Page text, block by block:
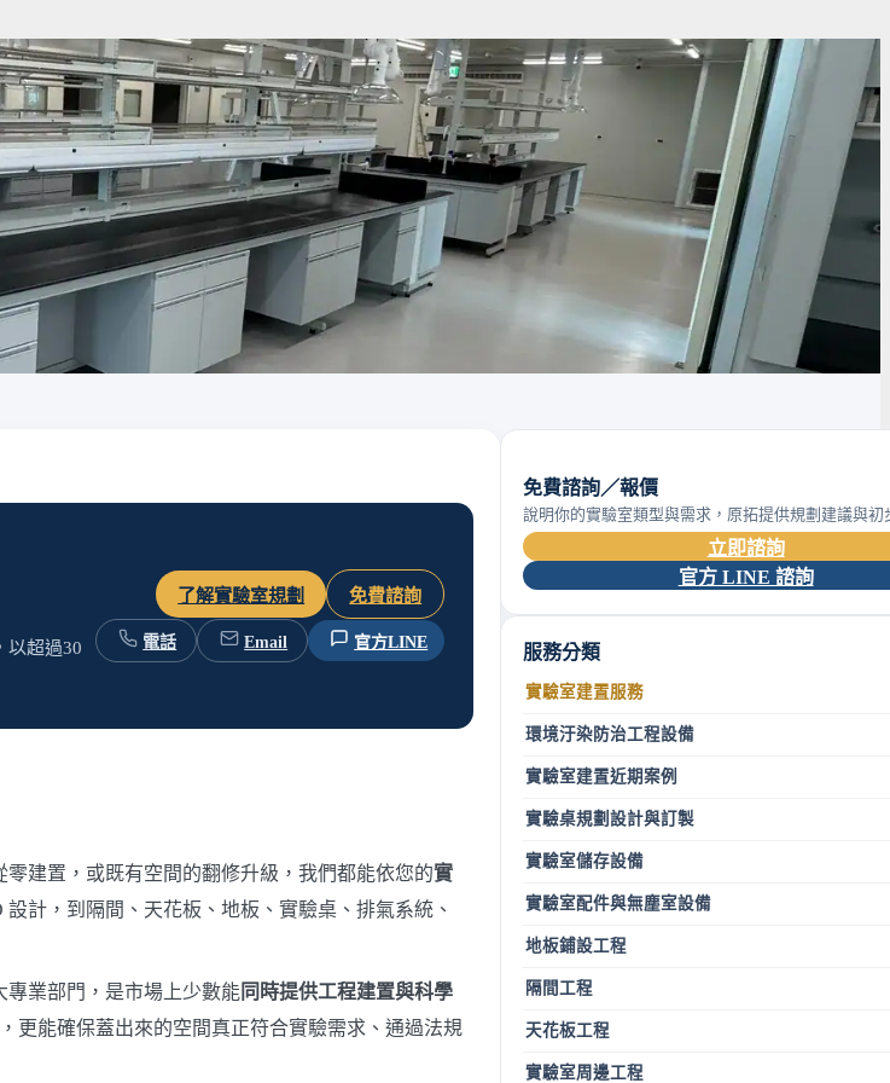
以超過30
了解實驗室規劃 免費諮詢
電話 Email 官方LINE
建置，或既有空間的翻修升級，我們都能依您的實
計，到隔間、天花板、地板、實驗桌、排氣系統、
專業部門，是市場上少數能 同時提供工程建置與科學
更能確保蓋出來的空間真正符合實驗需求、通過法規
免費諮詢／報價
說明你的實驗室類型與需求，原拓提供規劃建議與初
立即諮詢
官方 LINE 諮詢
服務分類
實驗室建置服務
環境汙染防治工程設備
實驗室建置近期案例
實驗桌規劃設計與訂製
實驗室儲存設備
實驗室配件與無塵室設備
地板鋪設工程
隔間工程
天花板工程
實驗室周邊工程